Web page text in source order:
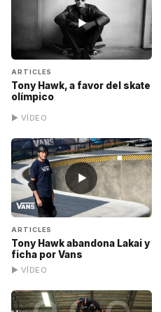
▶
ARTICLES
Tony Hawk, a favor del skate
olímpico
▶ VÍDEO
▶
ARTICLES
Tony Hawk abandona Lakai y
ficha por Vans
▶ VÍDEO